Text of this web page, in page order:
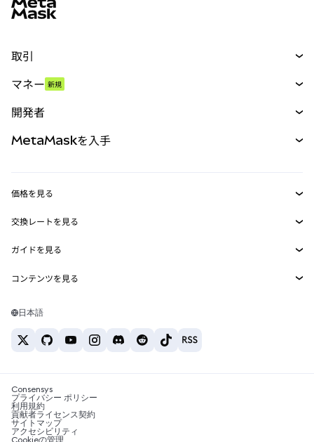
取引
パーペチュアル
RWA
マネー 新規
開発者
MetaMask Connect
Snaps
Web3サービス
MetaMaskを入手
セキュリティ
サポート
キャリア
お問い合わせ
価格を見る
イーサリアムの価格
Solanaの価格
Tetherの価格
交換レートを見る
ETH→USD
USDT→INR
BTC→INR
ETH→USDT
ガイドを見る
ETHの購入
USDTの購入
SHIBの購入
BNBの購入
コンテンツを見る
Solanaウォレット
税制関連ニュース
暗号資産の購入方法は？
ビットコインを売るには？
日本語
Consensys
プライバシー ポリシー
利用規約
貢献者ライセンス契約
サイトマップ
アクセシビリティ
Cookieの管理